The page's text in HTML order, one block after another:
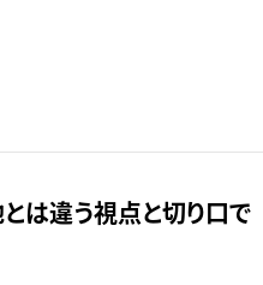
は違う視点と切り口で